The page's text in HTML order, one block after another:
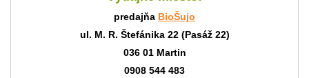
predajňa BioŠujo
ul. M. R. Štefánika 22 (Pasáž 22)
036 01 Martin
0908 544 483